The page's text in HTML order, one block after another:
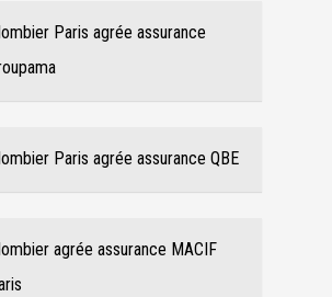
Paris agrée assurance
Paris agrée assurance QBE
agrée assurance MACIF